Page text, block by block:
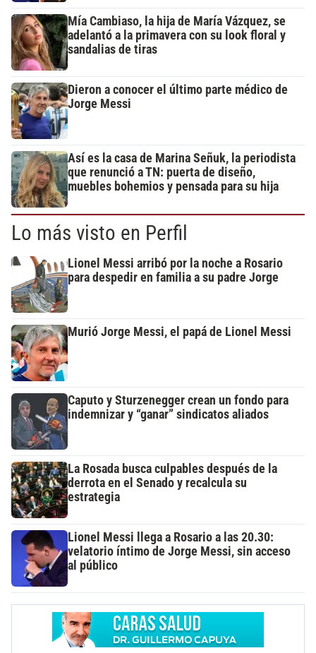
Mía Cambiaso, la hija de María Vázquez, se
adelantó a la primavera con su look floral y
sandalias de tiras
Dieron a conocer el último parte médico de
Jorge Messi
Así es la casa de Marina Señuk, la periodista
que renunció a TN: puerta de diseño,
muebles bohemios y pensada para su hija
Lo más visto en Perfil
Lionel Messi arribó por la noche a Rosario
para despedir en familia a su padre Jorge
Murió Jorge Messi, el papá de Lionel Messi
Caputo y Sturzenegger crean un fondo para
indemnizar y “ganar” sindicatos aliados
La Rosada busca culpables después de la
derrota en el Senado y recalcula su
estrategia
Lionel Messi llega a Rosario a las 20.30:
velatorio íntimo de Jorge Messi, sin acceso
al público